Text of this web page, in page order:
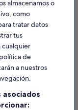
de Arousa
almacenamos o
como
tratar datos
tus
cualquier
de
a nuestros